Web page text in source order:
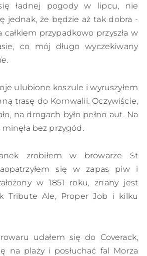
się ładnej pogody w lipcu, nie
jednak, że będzie aż tak dobra -
całkiem przypadkowo przyszła w
co mój długo wyczekiwany
.
ulubione koszule i wyruszyłem
trasę do Kornwalii. Oczywiście,
na drogach było pełno aut. Na
bez przygód.
zrobiłem w browarze St
się w zapas piw i
w 1851 roku, znany jest
Tribute Ale, Proper Job i kilku
udałem się do Coverack,
na plaży i posłuchać fal Morza